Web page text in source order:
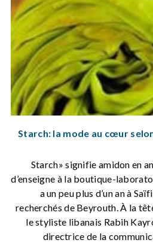
Starch: la mode au cœur
«Starch» signifie amidon en
d’enseigne à la boutique-
a un peu plus d’un an à
recherchés de Beyrouth. À la
le styliste libanais Rabih
directrice de la